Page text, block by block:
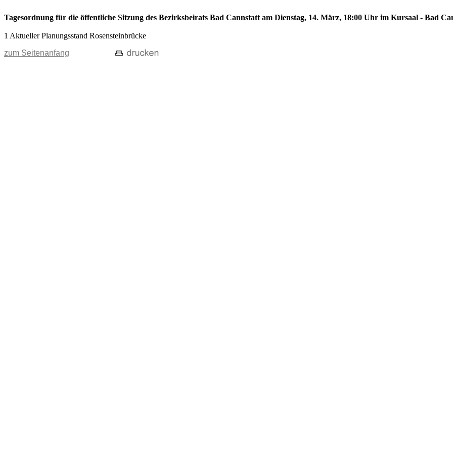
Tagesordnung für die öffentliche Sitzung des Bezirksbeirats Bad Cannstatt am Dienstag, 14. März, 18:00 Uhr im Kursaal - Bad
1 Aktueller Planungsstand Rosensteinbrücke
zum Seitenanfang